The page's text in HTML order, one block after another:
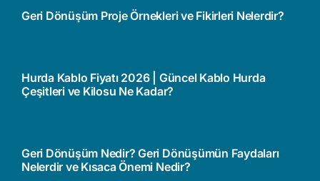
Geri Dönüşüm Proje Örnekleri ve Fikirleri Nelerdir?
Hurda Kablo Fiyatı 2026 | Güncel Kablo Hurda
Çeşitleri ve Kilosu Ne Kadar?
Geri Dönüşüm Nedir? Geri Dönüşümün Faydaları
Nelerdir ve Kısaca Önemi Nedir?